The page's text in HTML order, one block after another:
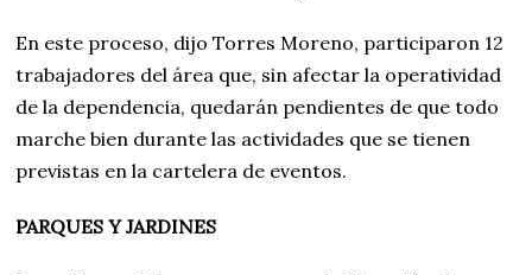
En este proceso, dijo Torres Moreno, participaron 12
trabajadores del área que, sin afectar la operatividad
de la dependencia, quedarán pendientes de que todo
marche bien durante las actividades que se tienen
previstas en la cartelera de eventos.
PARQUES Y JARDINES